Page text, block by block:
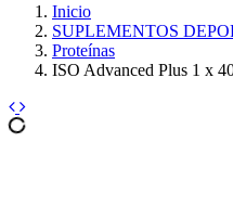
Inicio
SUPLEMENTOS
Proteínas
ISO Advanced Plus 1 x